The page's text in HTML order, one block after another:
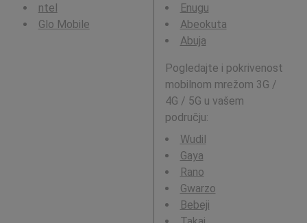
ntel
Glo Mobile
Enugu
Abeokuta
Abuja
Pogledajte i pokrivenost
mobilnom mrežom 3G /
4G / 5G u vašem
području:
Wudil
Gaya
Rano
Gwarzo
Bebeji